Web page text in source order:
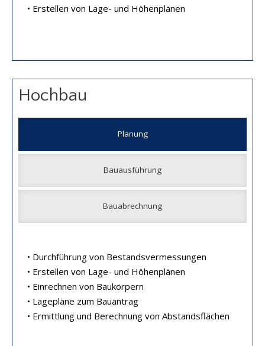
• Erstellen von Lage- und Höhenplänen
Hochbau
Planung
Bauausführung
Bauabrechnung
• Durchführung von Bestandsvermessungen
• Erstellen von Lage- und Höhenplänen
• Einrechnen von Baukörpern
• Lagepläne zum Bauantrag
• Ermittlung und Berechnung von Abstandsflächen